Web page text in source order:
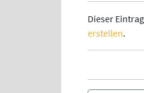
Dieser
erstellen.